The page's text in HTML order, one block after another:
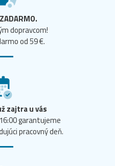
dopravcom!
od 59 €.
zajtra u vás
garantujeme
pracovný deň.